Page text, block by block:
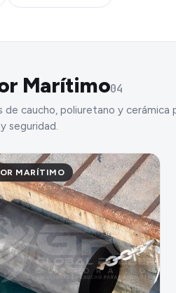
Marítimo04
de caucho, poliuretano y cerámica
seguridad.
MARÍTIMO